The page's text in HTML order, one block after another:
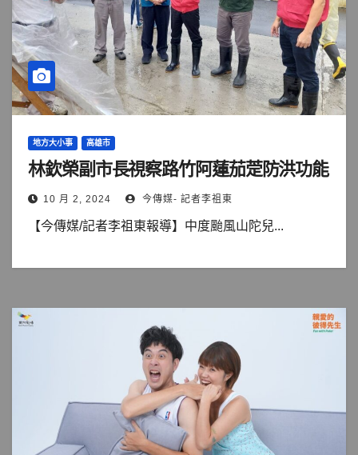
地方大小事 高雄市
林欽榮副市長視察路竹阿蓮茄萣防洪功能
10 月 2, 2024 今傳媒- 記者李祖東
【今傳媒/記者李祖東報導】中度颱風山陀兒...